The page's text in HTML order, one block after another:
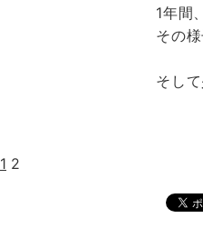
1年間
その
そし
1 2